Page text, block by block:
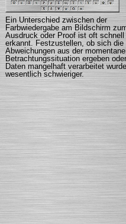
Ein Unterschied zwischen der
Farbwiedergabe am Bildschirm
Ausdruck oder Proof ist oft schnell
erkannt. Festzustellen, ob sich die
Abweichungen aus der
Betrachtungssituation ergeben
Daten mangelhaft verarbeitet
wesentlich schwieriger.